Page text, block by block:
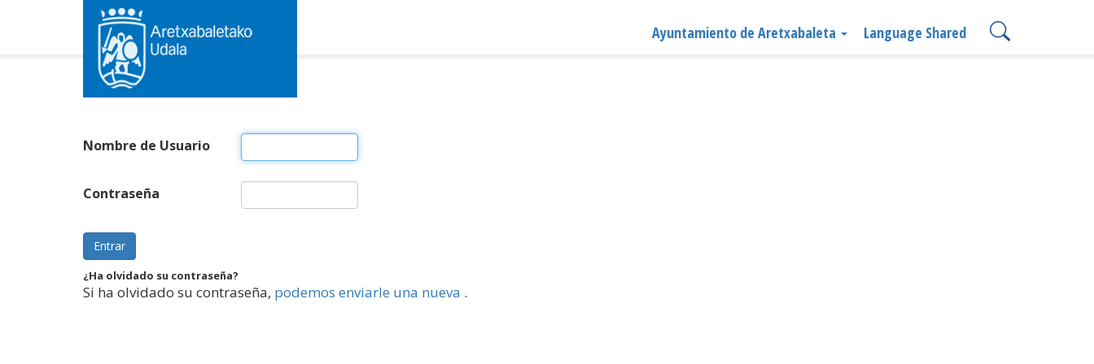
Ayuntamiento de Aretxabaleta Language Shared
Nombre de Usuario
Contraseña
Entrar
¿Ha olvidado su contraseña?
Si ha olvidado su contraseña, podemos enviarle una nueva .